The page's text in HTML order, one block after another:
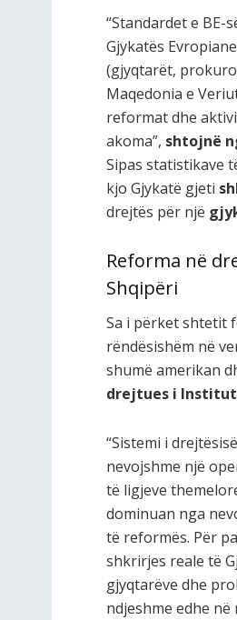
“Standardet e BE-
Gjykatës
(gjyqtarët,
Maqedonia e
reformat dhe
akoma”, shtojnë
Sipas statistikave
kjo Gjykatë gjeti
drejtës për një
Reforma në
Shqipëri
Sa i përket shtetit
rëndësishëm në
shumë amerikan
drejtues i
“Sistemi i
nevojshme një
të ligjeve
dominuan nga
të reformës. Për
shkrirjes reale të
gjyqtarëve dhe
ndjeshme edhe